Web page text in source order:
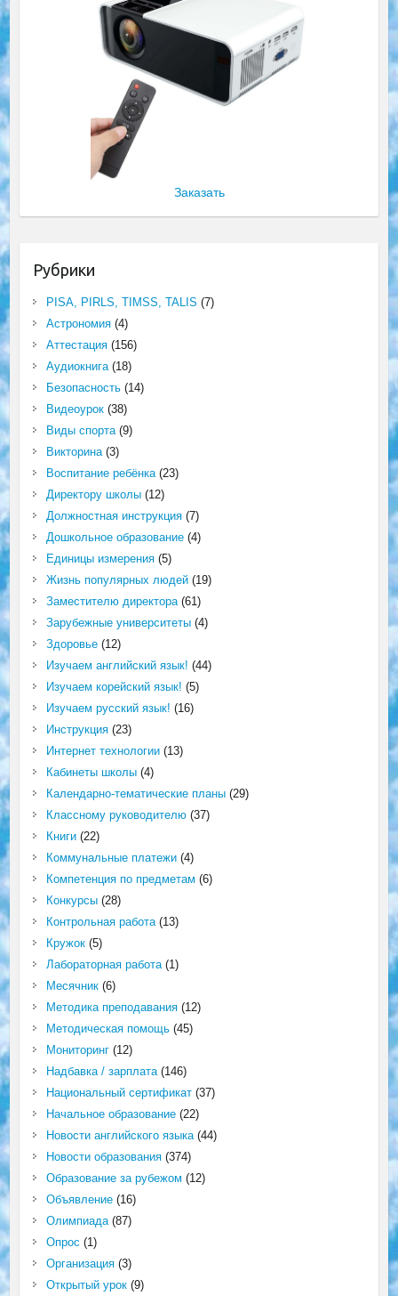
Заказать
Рубрики
PISA, PIRLS, TIMSS, TALIS (7)
Астрономия(4)
Аттестация(156)
Аудиокнига(18)
Безопасность(14)
Видеоурок(38)
Виды спорта(9)
Викторина(3)
Воспитание ребёнка(23)
Директору школы(12)
Должностная инструкция(7)
Дошкольное образование(4)
Единицы измерения(5)
Жизнь популярных людей(19)
Заместителю директора(61)
Зарубежные университеты(4)
Здоровье(12)
Изучаем английский язык! (44)
Изучаем корейский язык! (5)
Изучаем русский язык! (16)
Инструкция(23)
Интернет технологии(13)
Кабинеты школы(4)
Календарно-тематические планы(29)
Классному руководителю(37)
Книги(22)
Коммунальные платежи(4)
Компетенция по предметам (6)
Конкурсы(28)
Контрольная работа(13)
Кружок(5)
Лабораторная работа(1)
Месячник(6)
Методика преподавания(12)
Методическая помощь(45)
Мониторинг(12)
Надбавка / зарплата(146)
Национальный сертификат(37)
Начальное образование(22)
Новости английского языка(44)
Новости образования(374)
Образование за рубежом (12)
Объявление(16)
Олимпиада(87)
Опрос (1)
Организация(3)
Открытый урок(9)